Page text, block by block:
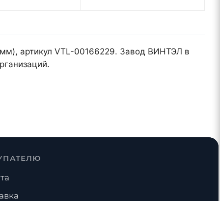
артикул VTL-00166229. Завод ВИНТЭЛ в